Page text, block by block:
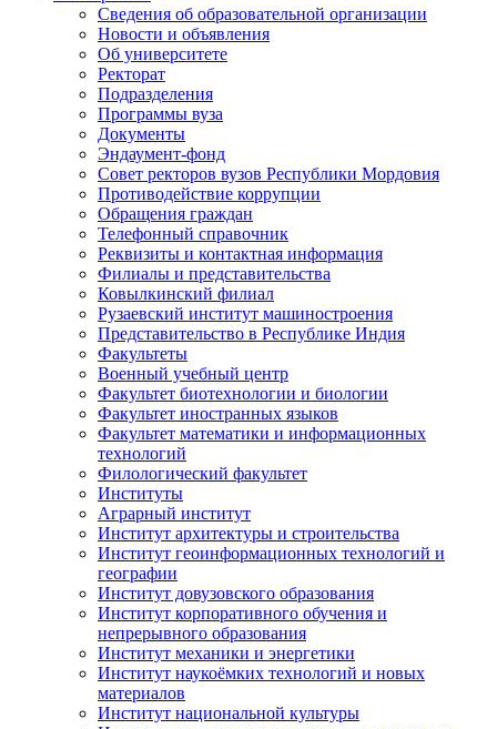
Сведения об образовательной организации
Новости и объявления
Об университете
Ректорат
Подразделения
Программы вуза
Документы
Эндаумент-фонд
Совет ректоров вузов Республики Мордовия
Противодействие коррупции
Обращения граждан
Телефонный справочник
Реквизиты и контактная информация
Филиалы и представительства
Ковылкинский филиал
Рузаевский институт машиностроения
Представительство в Республике Индия
Факультеты
Военный учебный центр
Факультет биотехнологии и биологии
Факультет иностранных языков
Факультет математики и информационных
технологий
Филологический факультет
Институты
Аграрный институт
Институт архитектуры и строительства
Институт геоинформационных технологий и
географии
Институт довузовского образования
Институт корпоративного обучения и
непрерывного образования
Институт механики и энергетики
Институт наукоёмких технологий и новых
материалов
Институт национальной культуры